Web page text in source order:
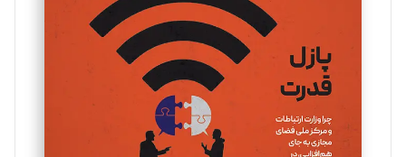
یسنا امان‌پور
تحریریه
ملینا جعفری